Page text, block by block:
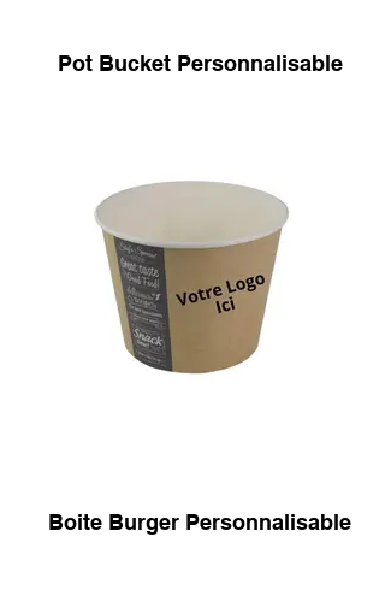
Pot Bucket Personnalisable
Boite Burger Personnalisable